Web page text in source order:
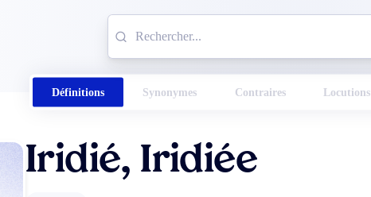
Définitions Synonymes Contraires Locutions
Iridié, Iridiée